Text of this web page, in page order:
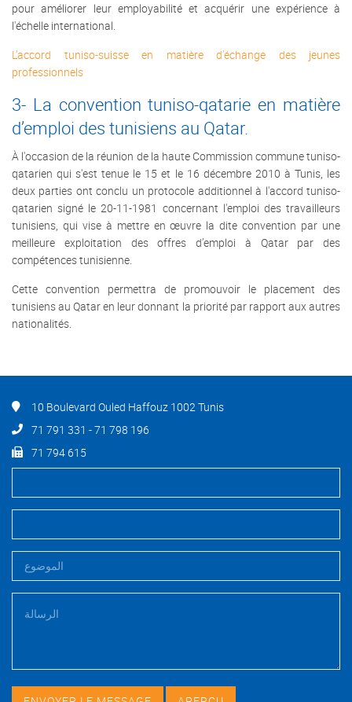
pour améliorer leur employabilité et acquérir une expérience à
l'échelle international.
L’accord tuniso-suisse en matière d’échange des jeunes
professionnels
3- La convention tuniso-qatarie en matière
d’emploi des tunisiens au Qatar.
À l'occasion de la réunion de la haute Commission commune tuniso-
qatarien qui s'est tenue le 15 et le 16 décembre 2010 à Tunis, les
deux parties ont conclu un protocole additionnel à l'accord tuniso-
qatarien signé le 20-11-1981 concernant l'emploi des travailleurs
tunisiens, qui vise à mettre en œuvre la dite convention par une
meilleure exploitation des offres d’emploi à Qatar par des
compétences tunisienne.
Cette convention permettra de promouvoir le placement des
tunisiens au Qatar en leur donnant la priorité par rapport aux autres
nationalités.
10 Boulevard Ouled Haffouz 1002 Tunis
71 791 331 - 71 798 196
71 794 615